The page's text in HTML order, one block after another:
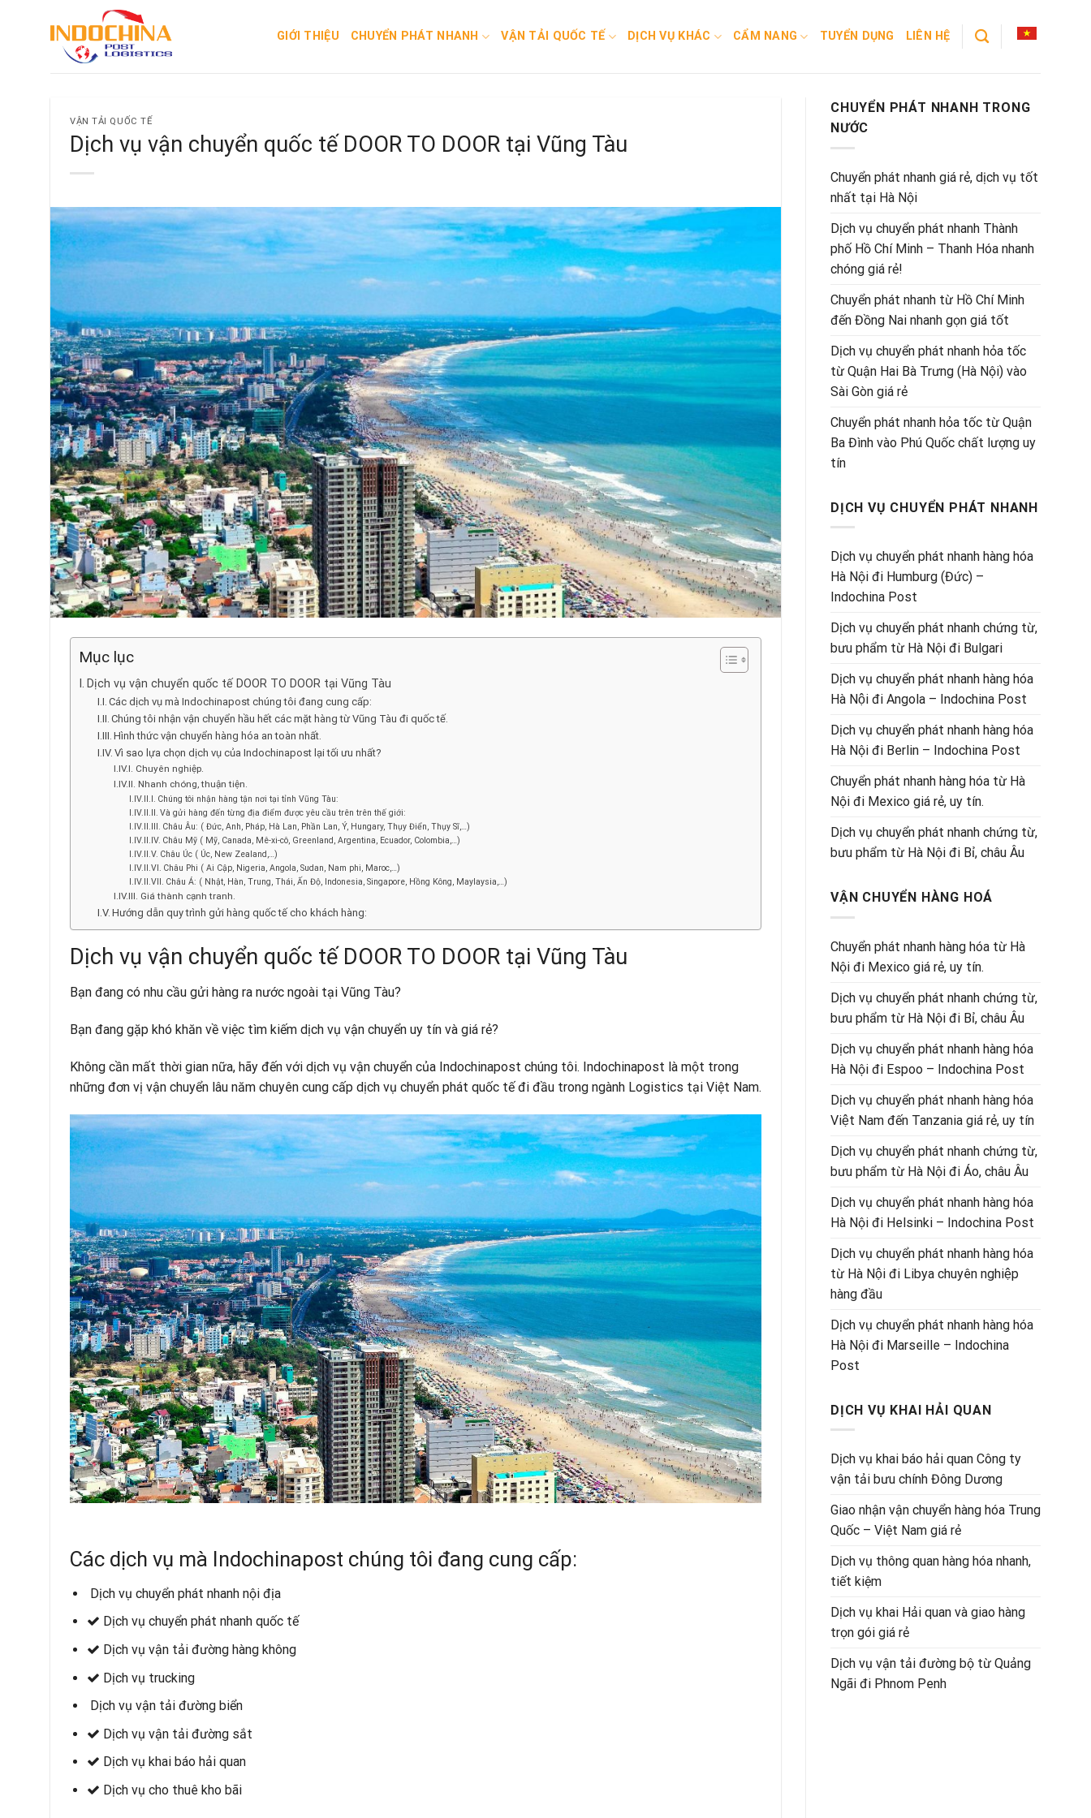
GIỚI THIỆU CHUYỂN PHÁT NHANH VẬN TẢI QUỐC TẾ DỊCH VỤ KHÁC CẨM NANG TUYỂN DỤNG LIÊN HỆ
VẬN TẢI QUỐC TẾ
Dịch vụ vận chuyển quốc tế DOOR TO DOOR tại Vũng Tàu
Mục lục
Dịch vụ vận chuyển quốc tế DOOR TO DOOR tại Vũng Tàu
Các dịch vụ mà Indochinapost chúng tôi đang cung cấp:
Chúng tôi nhận vận chuyển hầu hết các mặt hàng từ Vũng Tàu đi quốc tế.
Hình thức vận chuyển hàng hóa an toàn nhất.
Vì sao lựa chọn dịch vụ của Indochinapost lại tối ưu nhất?
Chuyên nghiệp.
Nhanh chóng, thuận tiện.
Chúng tôi nhận hàng tận nơi tại tỉnh Vũng Tàu:
Và gửi hàng đến từng địa điểm được yêu cầu trên trên thế giới:
Châu Âu: ( Đức, Anh, Pháp, Hà Lan, Phần Lan, Ý, Hungary, Thụy Điển, Thụy Sĩ,…)
Châu Mỹ ( Mỹ, Canada, Mê-xi-cô, Greenland, Argentina, Ecuador, Colombia,…)
Châu Úc ( Úc, New Zealand,…)
Châu Phi ( Ai Cập, Nigeria, Angola, Sudan, Nam phi, Maroc,…)
Châu Á: ( Nhật, Hàn, Trung, Thái, Ấn Độ, Indonesia, Singapore, Hồng Kông, Maylaysia,…)
Giá thành cạnh tranh.
Hướng dẫn quy trình gửi hàng quốc tế cho khách hàng:
Dịch vụ vận chuyển quốc tế DOOR TO DOOR tại Vũng Tàu
Bạn đang có nhu cầu gửi hàng ra nước ngoài tại Vũng Tàu?
Bạn đang gặp khó khăn về việc tìm kiếm dịch vụ vận chuyển uy tín và giá rẻ?
Không cần mất thời gian nữa, hãy đến với dịch vụ vận chuyển của Indochinapost chúng tôi. Indochinapost là một trong
những đơn vị vận chuyển lâu năm chuyên cung cấp dịch vụ chuyển phát quốc tế đi đầu trong ngành Logistics tại Việt Nam.
Các dịch vụ mà Indochinapost chúng tôi đang cung cấp:
Dịch vụ chuyển phát nhanh nội địa
Dịch vụ chuyển phát nhanh quốc tế
Dịch vụ vận tải đường hàng không
Dịch vụ trucking
Dịch vụ vận tải đường biển
Dịch vụ vận tải đường sắt
Dịch vụ khai báo hải quan
Dịch vụ cho thuê kho bãi
CHUYỂN PHÁT NHANH TRONG
NƯỚC
Chuyển phát nhanh giá rẻ, dịch vụ tốt
nhất tại Hà Nội
Dịch vụ chuyển phát nhanh Thành
phố Hồ Chí Minh – Thanh Hóa nhanh
chóng giá rẻ!
Chuyển phát nhanh từ Hồ Chí Minh
đến Đồng Nai nhanh gọn giá tốt
Dịch vụ chuyển phát nhanh hỏa tốc
từ Quận Hai Bà Trưng (Hà Nội) vào
Sài Gòn giá rẻ
Chuyển phát nhanh hỏa tốc từ Quận
Ba Đình vào Phú Quốc chất lượng uy
tín
DỊCH VỤ CHUYỂN PHÁT NHANH
Dịch vụ chuyển phát nhanh hàng hóa
Hà Nội đi Humburg (Đức) –
Indochina Post
Dịch vụ chuyển phát nhanh chứng từ,
bưu phẩm từ Hà Nội đi Bulgari
Dịch vụ chuyển phát nhanh hàng hóa
Hà Nội đi Angola – Indochina Post
Dịch vụ chuyển phát nhanh hàng hóa
Hà Nội đi Berlin – Indochina Post
Chuyển phát nhanh hàng hóa từ Hà
Nội đi Mexico giá rẻ, uy tín.
Dịch vụ chuyển phát nhanh chứng từ,
bưu phẩm từ Hà Nội đi Bỉ, châu Âu
VẬN CHUYỂN HÀNG HOÁ
Chuyển phát nhanh hàng hóa từ Hà
Nội đi Mexico giá rẻ, uy tín.
Dịch vụ chuyển phát nhanh chứng từ,
bưu phẩm từ Hà Nội đi Bỉ, châu Âu
Dịch vụ chuyển phát nhanh hàng hóa
Hà Nội đi Espoo – Indochina Post
Dịch vụ chuyển phát nhanh hàng hóa
Việt Nam đến Tanzania giá rẻ, uy tín
Dịch vụ chuyển phát nhanh chứng từ,
bưu phẩm từ Hà Nội đi Áo, châu Âu
Dịch vụ chuyển phát nhanh hàng hóa
Hà Nội đi Helsinki – Indochina Post
Dịch vụ chuyển phát nhanh hàng hóa
từ Hà Nội đi Libya chuyên nghiệp
hàng đầu
Dịch vụ chuyển phát nhanh hàng hóa
Hà Nội đi Marseille – Indochina
Post
DỊCH VỤ KHAI HẢI QUAN
Dịch vụ khai báo hải quan Công ty
vận tải bưu chính Đông Dương
Giao nhận vận chuyển hàng hóa Trung
Quốc – Việt Nam giá rẻ
Dịch vụ thông quan hàng hóa nhanh,
tiết kiệm
Dịch vụ khai Hải quan và giao hàng
trọn gói giá rẻ
Dịch vụ vận tải đường bộ từ Quảng
Ngãi đi Phnom Penh